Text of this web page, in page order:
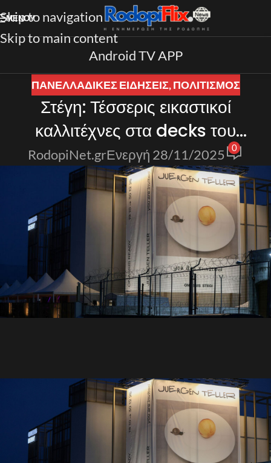
Skip to navigation
Skip to main content
ΜΕΝΟΎ
Android TV APP
ΠΑΝΕΛΛΑΔΙΚΈΣ ΕΙΔΉΣΕΙΣ,ΠΟΛΙΤΙΣΜΟΣ
Στέγη: Τέσσερις εικαστικοί
καλλιτέχνες στα decks του
Onassis Ready
RodopiNet.grΕνεργή 28/11/2025 0